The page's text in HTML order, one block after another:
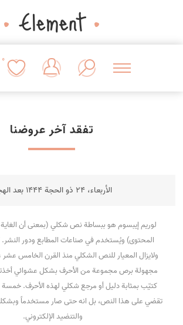
0
تفقد آخر عروضنا
الأربعاء، 24 ذو الحجة 1444 بعد الهجرة
لوريم إيبسوم هو ببساطة نص شكلي (بمعنى أن
المحتوى) ويُستخدم في صناعات المطابع ودور النشر.
ولايزال المعيار للنص الشكلي منذ القرن الخامس
مجهولة برص مجموعة من الأحرف بشكل عشوائي
كتيّب بمثابة دليل أو مرجع شكلي لهذه الأحرف.
تقضي على هذا النص، بل انه حتى صار مستخدماً
والتنضيد الإلكتروني.